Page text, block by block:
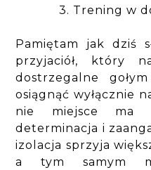
3. Trening w
Pamiętam jak dziś
przyjaciół, który
dostrzegalne
osiągnąć wyłącznie
nie miejsce ma
determinacja i
izolacja sprzyja
a tym samym